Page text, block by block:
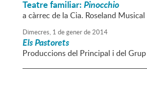
Teatre familiar:Pinocchio
a càrrec de la Cia. Roseland Musical
Dimecres, 1 degenerde2014
Els Pastorets
Produccions del Principal i del